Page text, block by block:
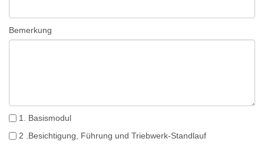
Bemerkung
1. Basismodul
2 .Besichtigung, Führung und Triebwerk-Standlauf